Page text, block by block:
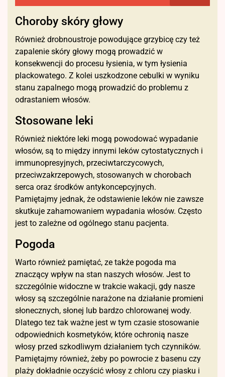
Choroby skóry głowy
Również drobnoustroje powodujące grzybicę czy też
zapalenie skóry głowy mogą prowadzić w
konsekwencji do procesu łysienia, w tym łysienia
plackowatego. Z kolei uszkodzone cebulki w wyniku
stanu zapalnego mogą prowadzić do problemu z
odrastaniem włosów.
Stosowane leki
Również niektóre leki mogą powodować wypadanie
włosów, są to między innymi leków cytostatycznych i
immunopresyjnych, przeciwtarczycowych,
przeciwzakrzepowych, stosowanych w chorobach
serca oraz środków antykoncepcyjnych.
Pamiętajmy jednak, że odstawienie leków nie zawsze
skutkuje zahamowaniem wypadania włosów. Często
jest to zależne od ogólnego stanu pacjenta.
Pogoda
Warto również pamiętać, ze także pogoda ma
znaczący wpływ na stan naszych włosów. Jest to
szczególnie widoczne w trakcie wakacji, gdy nasze
włosy są szczególnie narażone na działanie promieni
słonecznych, słonej lub bardzo chlorowanej wody.
Dlatego tez tak ważne jest w tym czasie stosowanie
odpowiednich kosmetyków, które ochronią nasze
włosy przed szkodliwym działaniem tych czynników.
Pamiętajmy również, żeby po powrocie z basenu czy
plaży dokładnie oczyścić włosy z chloru czy piasku i